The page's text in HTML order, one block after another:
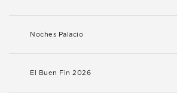
Noches Palacio
El Buen Fin 2026